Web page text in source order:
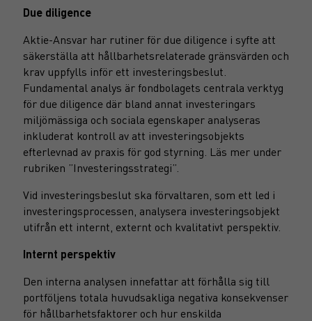
Due diligence
Aktie-Ansvar har rutiner för due diligence i syfte att
säkerställa att hållbarhetsrelaterade gränsvärden och
krav uppfylls inför ett investeringsbeslut.
Fundamental analys är fondbolagets centrala verktyg
för due diligence där bland annat investeringars
miljömässiga och sociala egenskaper analyseras
inkluderat kontroll av att investeringsobjekts
efterlevnad av praxis för god styrning. Läs mer under
rubriken ”Investeringsstrategi”.
Vid investeringsbeslut ska förvaltaren, som ett led i
investeringsprocessen, analysera investeringsobjekt
utifrån ett internt, externt och kvalitativt perspektiv.
Internt perspektiv
Den interna analysen innefattar att förhålla sig till
portföljens totala huvudsakliga negativa konsekvenser
för hållbarhetsfaktorer och hur enskilda